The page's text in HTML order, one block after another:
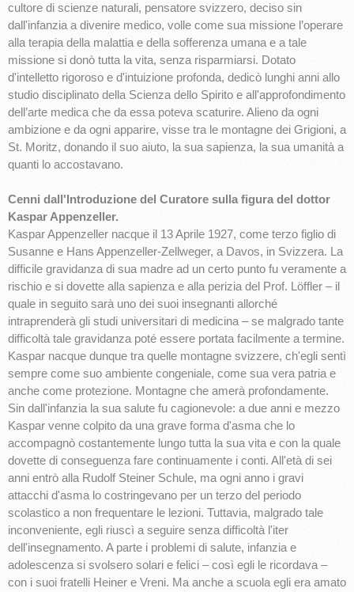
cultore di scienze naturali, pensatore svizzero, deciso sin
dall'infanzia a divenire medico, volle come sua missione l’operare
alla terapia della malattia e della sofferenza umana e a tale
missione si donò tutta la vita, senza risparmiarsi. Dotato
d'intelletto rigoroso e d'intuizione profonda, dedicò lunghi anni allo
studio disciplinato della Scienza dello Spirito e all'approfondimento
dell’arte medica che da essa poteva scaturire. Alieno da ogni
ambizione e da ogni apparire, visse tra le montagne dei Grigioni, a
St. Moritz, donando il suo aiuto, la sua sapienza, la sua umanità a
quanti lo accostavano.
Cenni dall'Introduzione del Curatore sulla figura del dottor
Kaspar Appenzeller.
Kaspar Appenzeller nacque il 13 Aprile 1927, come terzo figlio di
Susanne e Hans Appenzeller-Zellweger, a Davos, in Svizzera. La
difficile gravidanza di sua madre ad un certo punto fu veramente a
rischio e si dovette alla sapienza e alla perizia del Prof. Löffler – il
quale in seguito sarà uno dei suoi insegnanti allorché
intraprenderà gli studi universitari di medicina – se malgrado tante
difficoltà tale gravidanza poté essere portata facilmente a termine.
Kaspar nacque dunque tra quelle montagne svizzere, ch'egli sentì
sempre come suo ambiente congeniale, come sua vera patria e
anche come protezione. Montagne che amerà profondamente.
Sin dall'infanzia la sua salute fu cagionevole: a due anni e mezzo
Kaspar venne colpito da una grave forma d'asma che lo
accompagnò costantemente lungo tutta la sua vita e con la quale
dovette di conseguenza fare continuamente i conti. All'età di sei
anni entrò alla Rudolf Steiner Schule, ma ogni anno i gravi
attacchi d'asma lo costringevano per un terzo del periodo
scolastico a non frequentare le lezioni. Tuttavia, malgrado tale
inconveniente, egli riuscì a seguire senza difficoltà l'iter
dell'insegnamento. A parte i problemi di salute, infanzia e
adolescenza si svolsero solari e felici – così egli le ricordava –
con i suoi fratelli Heiner e Vreni. Ma anche a scuola egli era amato